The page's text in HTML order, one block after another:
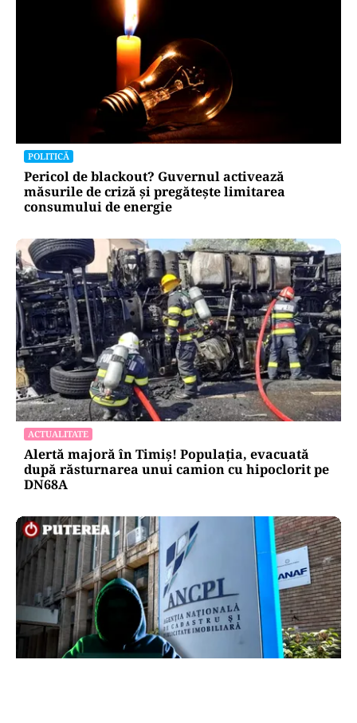
POLITICĂ
Pericol de blackout? Guvernul activează
măsurile de criză și pregătește limitarea
consumului de energie
ACTUALITATE
Alertă majoră în Timiș! Populația, evacuată
după răsturnarea unui camion cu hipoclorit pe
DN68A